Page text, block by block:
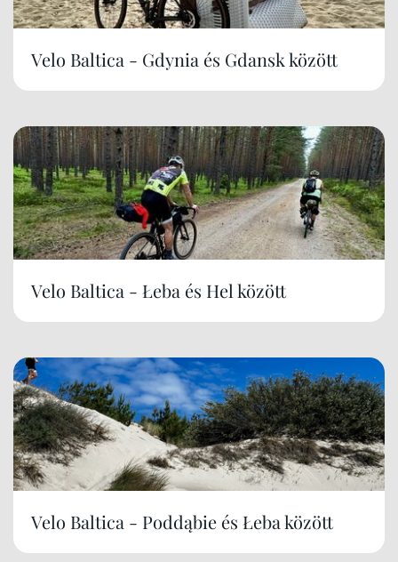
Velo Baltica - Gdynia és Gdansk között
Velo Baltica - Łeba és Hel között
Velo Baltica - Poddąbie és Łeba között